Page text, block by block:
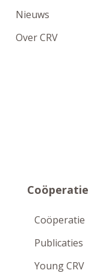
Nieuws
Over CRV
Coöperatie
Coöperatie
Publicaties
Young CRV